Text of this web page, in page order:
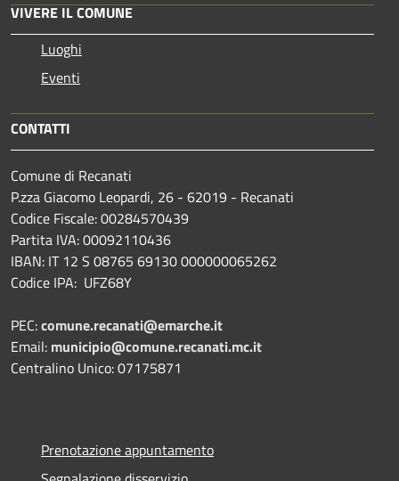
VIVERE IL COMUNE
Luoghi
Eventi
CONTATTI
Comune di Recanati
P.zza Giacomo Leopardi, 26 - 62019 - Recanati
Codice Fiscale: 00284570439
Partita IVA: 00092110436
IBAN: IT 12 S 08765 69130 000000065262
Codice IPA: UFZ68Y
PEC:comune.recanati@emarche.it
Email: municipio@comune.recanati.mc.it
Centralino Unico: 07175871
Prenotazione appuntamento